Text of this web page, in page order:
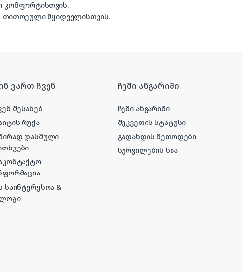
კომფორტისთვის.
მყიდველისთვის.
ვართ ჩვენ
შესახებ
რუქა
დასმული
საინტერესოა &
ჩემი ანგარიში
ჩემი ანგარიში
შეკვეთის სტატუსი
გადახდის მეთოდები
სურვილების სია